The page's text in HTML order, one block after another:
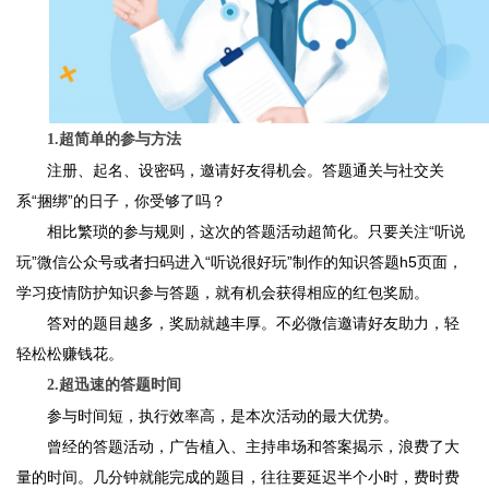
1.超简单的参与方法
注册、起名、设密码，邀请好友得机会。答题通关与社交关
系“捆绑”的日子，你受够了吗？
相比繁琐的参与规则，这次的答题活动超简化。只要关注“听说
玩”微信公众号或者扫码进入“听说很好玩”制作的知识答题h5页面，
学习疫情防护知识参与答题，就有机会获得相应的红包奖励。
答对的题目越多，奖励就越丰厚。不必微信邀请好友助力，轻
轻松松赚钱花。
2.超迅速的答题时间
参与时间短，执行效率高，是本次活动的最大优势。
曾经的答题活动，广告植入、主持串场和答案揭示，浪费了大
量的时间。几分钟就能完成的题目，往往要延迟半个小时，费时费